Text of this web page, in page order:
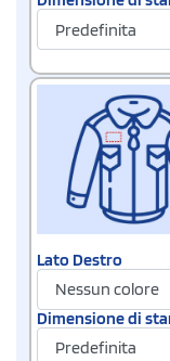
Lato Destro
Dimensione di